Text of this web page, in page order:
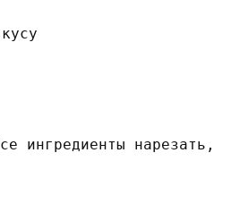
ингредиенты нарезать,